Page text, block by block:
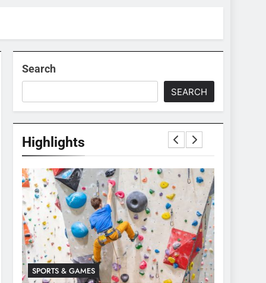
Search
SEARCH
Highlights
SPORTS & GAMES